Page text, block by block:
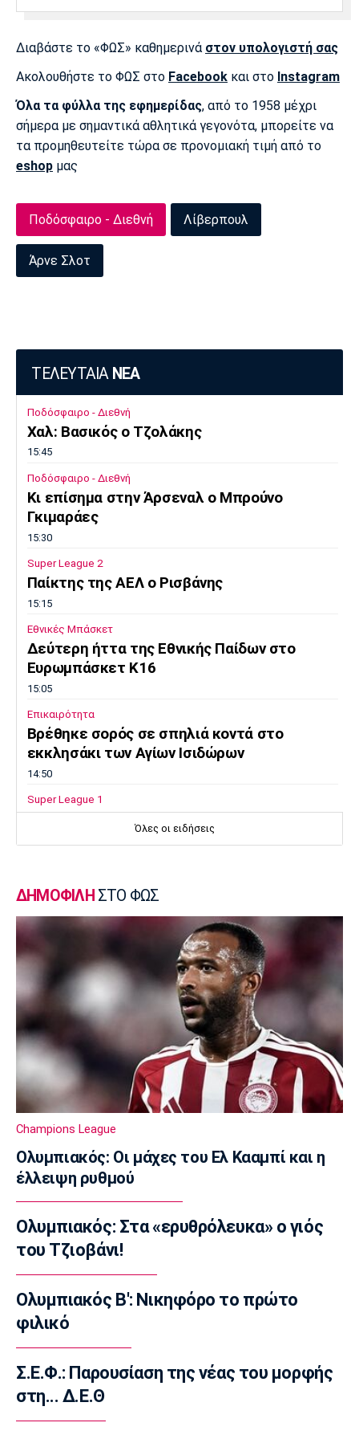
Διαβάστε το «ΦΩΣ» καθημερινά στον υπολογιστή σας
Ακολουθήστε το ΦΩΣ στο Facebook και στο Instagram
Όλα τα φύλλα της εφημερίδας, από το 1958 μέχρι
σήμερα με σημαντικά αθλητικά γεγονότα, μπορείτε να
τα προμηθευτείτε τώρα σε προνομιακή τιμή από το
eshop μας
Ποδόσφαιρο - Διεθνή Λίβερπουλ
Άρνε Σλοτ
ΤΕΛΕΥΤΑΙΑ ΝΕΑ
Ποδόσφαιρο - Διεθνή
Χαλ: Βασικός ο Τζολάκης
15:45
Ποδόσφαιρο - Διεθνή
Κι επίσημα στην Άρσεναλ ο Μπρούνο
Γκιμαράες
15:30
Super League 2
Παίκτης της ΑΕΛ ο Ρισβάνης
15:15
Εθνικές Μπάσκετ
Δεύτερη ήττα της Εθνικής Παίδων στο
Ευρωμπάσκετ Κ16
15:05
Επικαιρότητα
Βρέθηκε σορός σε σπηλιά κοντά στο
εκκλησάκι των Αγίων Ισιδώρων
14:50
Super League 1
Πήρε Νανού ο Ηρακλής
Ολυμπιακός: Οι Αφρικανοί διατηρούν στο
προσκήνιο τον Σκίρι
14:30
Ποδόσφαιρο - Διεθνή
Ολοκληρώνει τη μεταγραφή του Ντιομαντέ
η Νότιγχαμ
14:20
Super League 1
Παναθηναϊκός: Σε φουλ ρυθμούς ο Λιβάι
14:10
Super League 1
«Παίρνει Ντίκμαν ο ΟΦΗ»
Επικαιρότητα
Γαύδος: Επιχείρηση διάσωσης 31χρονης
τουρίστριας από δύσβατη περιοχή
13:50
Ποδόσφαιρο - Διεθνή
Σιμεόνε για Άλβαρες: «Ο σύλλογος έχει
πάρει την απόφασή του»
13:40
13:30
EuroLeague
«Παραμένει στη Βιλερμπάν ο Μπολομπόι»
Όλες οι ειδήσεις
ΔΗΜΟΦΙΛΗ ΣΤΟ ΦΩΣ
Champions League
Ολυμπιακός: Οι μάχες του Ελ Κααμπί και η
έλλειψη ρυθμού
Ολυμπιακός: Στα «ερυθρόλευκα» ο γιός
του Τζιοβάνι!
Ολυμπιακός Β': Νικηφόρο το πρώτο
φιλικό
Σ.Ε.Φ.: Παρουσίαση της νέας του μορφής
στη... Δ.Ε.Θ